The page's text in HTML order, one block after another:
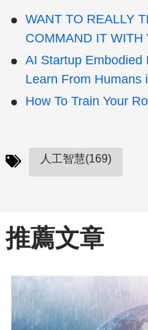
WANT TO REALLY
COMMAND IT WITH
AI Startup Embodied
Learn From Humans
How To Train Your
人工智慧(169)
推薦文章